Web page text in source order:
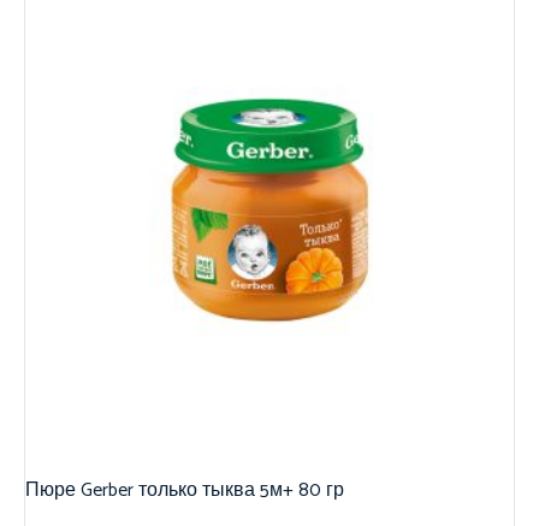
Пюре Gerber только тыква 5м+ 80 гр